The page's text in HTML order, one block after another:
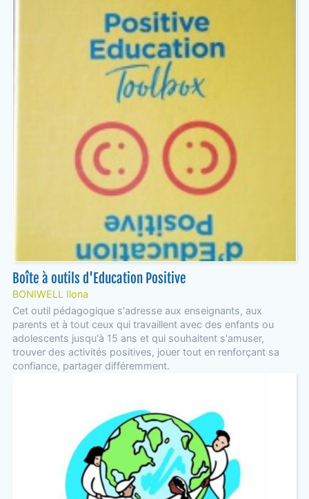
Boîte à outils d'Education Positive
BONIWELL Ilona
Cet outil pédagogique s'adresse aux enseignants, aux
parents et à tout ceux qui travaillent avec des enfants ou
adolescents jusqu'à 15 ans et qui souhaitent s'amuser,
trouver des activités positives, jouer tout en renforçant sa
confiance, partager différemment.